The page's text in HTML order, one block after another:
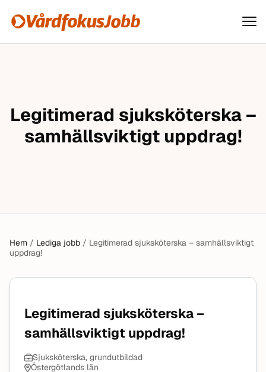
Hoppa till innehåll
Vårdfokusjobb
Legitimerad sjuksköterska –
samhällsviktigt uppdrag!
Hem / Lediga jobb / Legitimerad sjuksköterska – samhällsviktigt
uppdrag!
Legitimerad sjuksköterska –
samhällsviktigt uppdrag!
Sjuksköterska, grundutbildad
Östergötlands län